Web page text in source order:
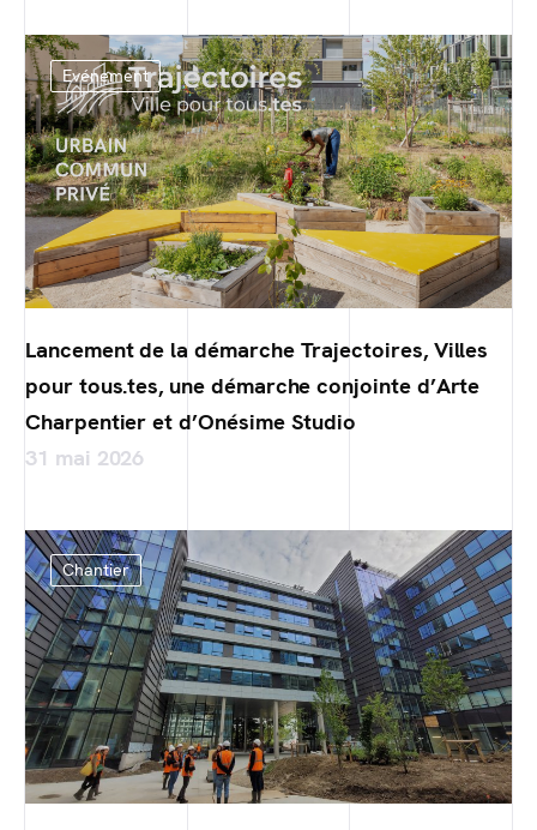
Evénement
Lancement de la démarche Trajectoires, Villes
pour tous.tes, une démarche conjointe d’Arte
Charpentier et d’Onésime Studio
31 mai 2026
Chantier